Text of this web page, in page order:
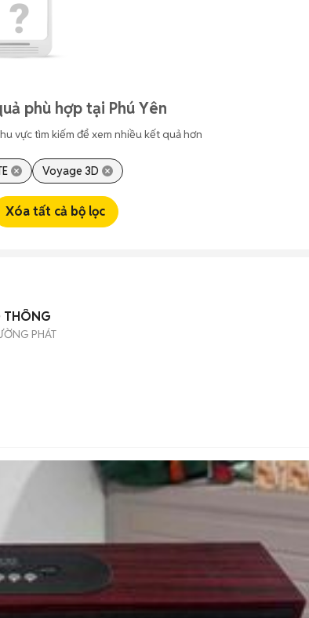
phù hợp tại Phú Yên
vực tìm kiếm để xem nhiều kết quả hơn
Voyage 3D
Xóa tất cả bộ lọc
THÔNG
PHÁT